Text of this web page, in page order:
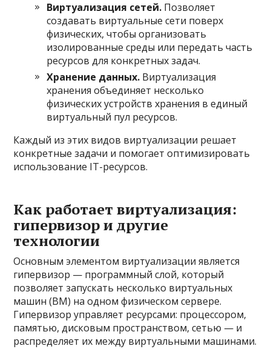
Виртуализация сетей. Позволяет
создавать виртуальные сети поверх
физических, чтобы организовать
изолированные среды или передать часть
ресурсов для конкретных задач.
Хранение данных. Виртуализация
хранения объединяет несколько
физических устройств хранения в единый
виртуальный пул ресурсов.
Каждый из этих видов виртуализации решает
конкретные задачи и помогает оптимизировать
использование IT-ресурсов.
Как работает виртуализация:
гипервизор и другие
технологии
Основным элементом виртуализации является
гипервизор — программный слой, который
позволяет запускать несколько виртуальных
машин (ВМ) на одном физическом сервере.
Гипервизор управляет ресурсами: процессором,
памятью, дисковым пространством, сетью — и
распределяет их между виртуальными машинами.